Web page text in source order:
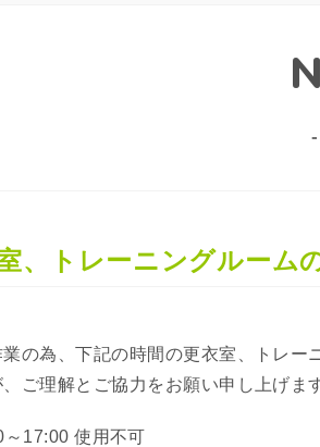
、トレーニングルーム
の為、下記の時間の更衣室、トレー
ご理解とご協力をお願い申し上げま
使用不可